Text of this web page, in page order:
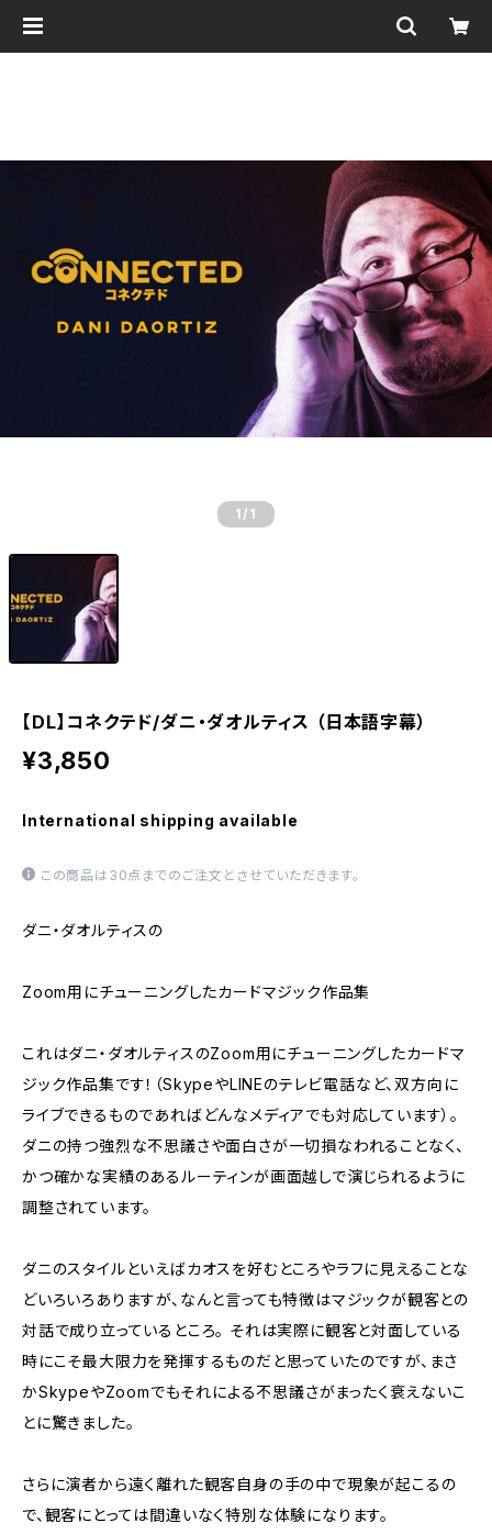
1 /1
【DL】コネクテド/ダニ・ダオルティス （日本語字幕）
¥3,850
International shipping available
この商品は30点までのご注文とさせていただきます。
ダニ・ダオルティスの
Zoom用にチューニングしたカードマジック作品集
これはダニ・ダオルティスのZoom用にチューニングしたカードマ
ジック作品集です！（SkypeやLINEのテレビ電話など、双方向に
ライブできるものであればどんなメディアでも対応しています）。
ダニの持つ強烈な不思議さや面白さが一切損なわれることなく、
かつ確かな実績のあるルーティンが画面越しで演じられるように
調整されています。
ダニのスタイルといえばカオスを好むところやラフに見えることな
どいろいろありますが、なんと言っても特徴はマジックが観客との
対話で成り立っているところ。 それは実際に観客と対面している
時にこそ最大限力を発揮するものだと思っていたのですが、まさ
かSkypeやZoomでもそれによる不思議さがまったく衰えないこ
とに驚きました。
さらに演者から遠く離れた観客自身の手の中で現象が起こるの
で、観客にとっては間違いなく特別な体験になります。